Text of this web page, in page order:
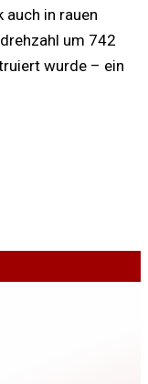
in rauen
um 742
wurde – ein